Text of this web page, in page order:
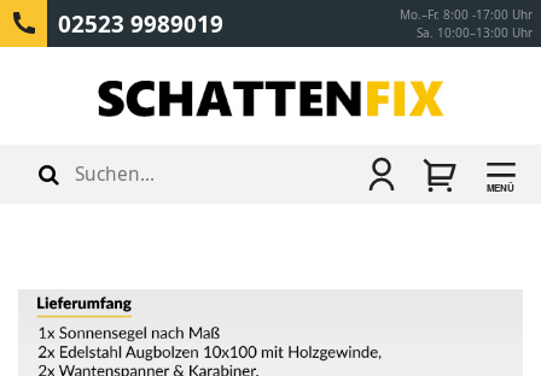
02523 9989019
Mo.–Fr. 8:00 -17:00 Uhr
Sa. 10:00–13:00 Uhr
MENÜ